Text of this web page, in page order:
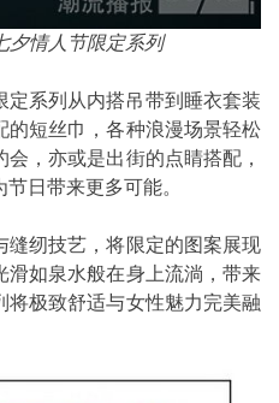
夕情人节限定系列
定系列从内搭吊带到睡衣套装
的短丝巾，各种浪漫场景轻松
，亦或是出街的点睛搭配，
日带来更多可能。
缝纫技艺，将限定的图案展现
滑如泉水般在身上流淌，带来
将极致舒适与女性魅力完美融